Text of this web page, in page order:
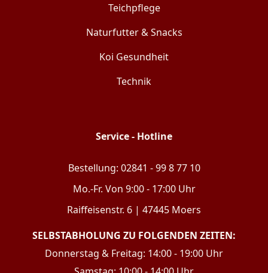
Teichpflege
Naturfutter & Snacks
Koi Gesundheit
Technik
Service - Hotline
Bestellung: 02841 - 99 8 77 10
Mo.-Fr. Von 9:00 - 17:00 Uhr
Raiffeisenstr. 6 | 47445 Moers
SELBSTABHOLUNG ZU FOLGENDEN ZEITEN:
Donnerstag & Freitag: 14:00 - 19:00 Uhr